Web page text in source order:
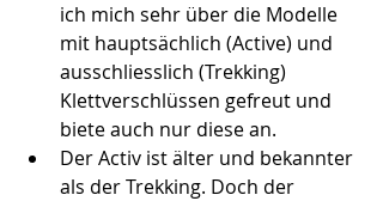
ich mich sehr über die Modelle
mit hauptsächlich (Active) und
ausschliesslich (Trekking)
Klettverschlüssen gefreut und
biete auch nur diese an.
Der Activ ist älter und bekannter
als der Trekking. Doch der